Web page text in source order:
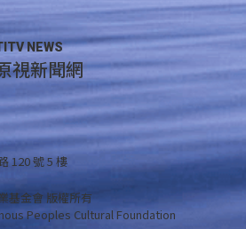
NEWS
視新聞網
120 號 5 樓
基金會 版權所有
Peoples Cultural Foundation